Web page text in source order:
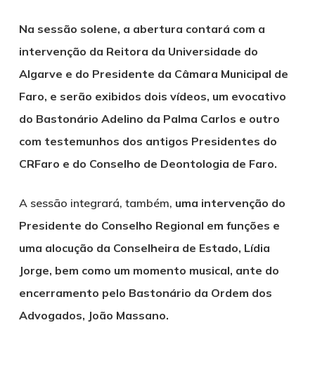
Na sessão solene, a abertura contará com a
intervenção da Reitora da Universidade do
Algarve e do Presidente da Câmara Municipal de
Faro, e serão exibidos dois vídeos, um evocativo
do Bastonário Adelino da Palma Carlos e outro
com testemunhos dos antigos Presidentes do
CRFaro e do Conselho de Deontologia de Faro.
A sessão integrará, também, uma intervenção do
Presidente do Conselho Regional em funções e
uma alocução da Conselheira de Estado, Lídia
Jorge, bem como um momento musical, ante do
encerramento pelo Bastonário da Ordem dos
Advogados, João Massano.